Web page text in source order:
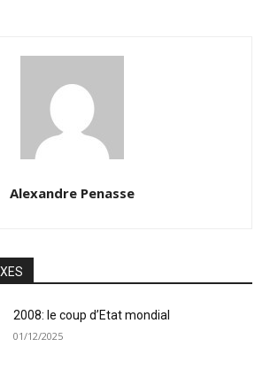
Alexandre Penasse
2008: le coup d’Etat mondial
01/12/2025